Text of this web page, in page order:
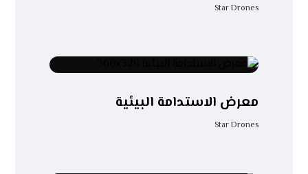
Star Drones
معرض الاستدامة البيئية
Star Drones